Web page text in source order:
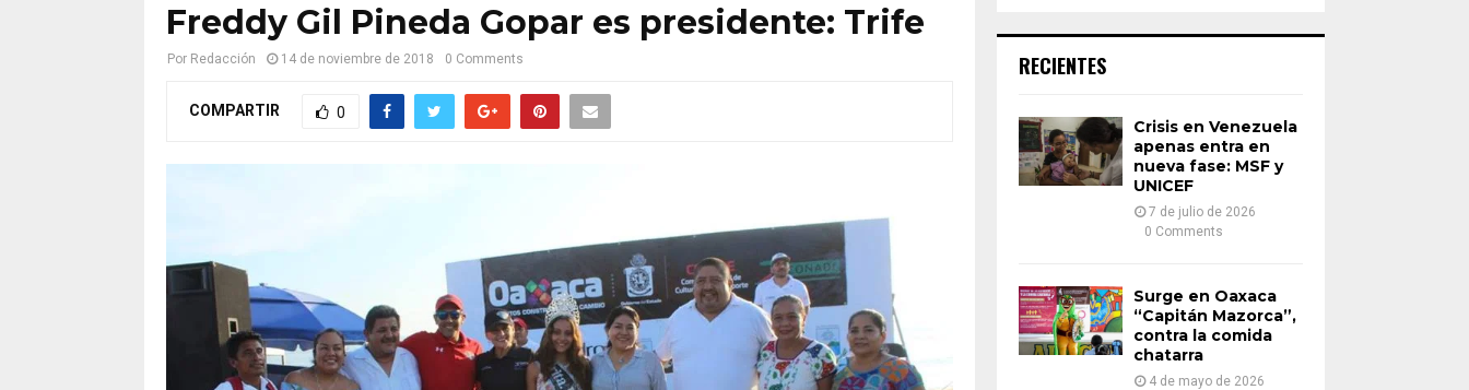
Freddy Gil Pineda Gopar es presidente: Trife
Por Redacción 14 de noviembre de 2018 0 Comments
COMPARTIR 0
h
o
:
RECIENTES
Crisis en Venezuela
apenas entra en
nueva fase: MSF y
UNICEF
7 de julio de 2026
0 Comments
Surge en Oaxaca
“Capitán Mazorca”,
contra la comida
chatarra
4 de mayo de 2026